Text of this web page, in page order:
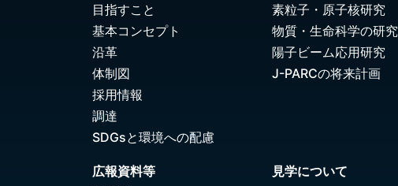
目指すこと
基本コンセプト
沿革
体制図
採用情報
調達
SDGsと環境への配慮
素粒子・原子核研究
物質・生命科学の研究
陽子ビーム応用研究
J-PARCの将来計画
広報資料等
見学について